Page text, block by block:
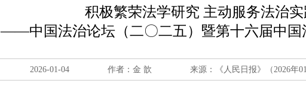
积极繁荣法学研究 主动服务法治实
——中国法治论坛（二〇二五）暨第十六届中国
2026-01-04 作者：金 歆 来源：《人民日报》（2026年